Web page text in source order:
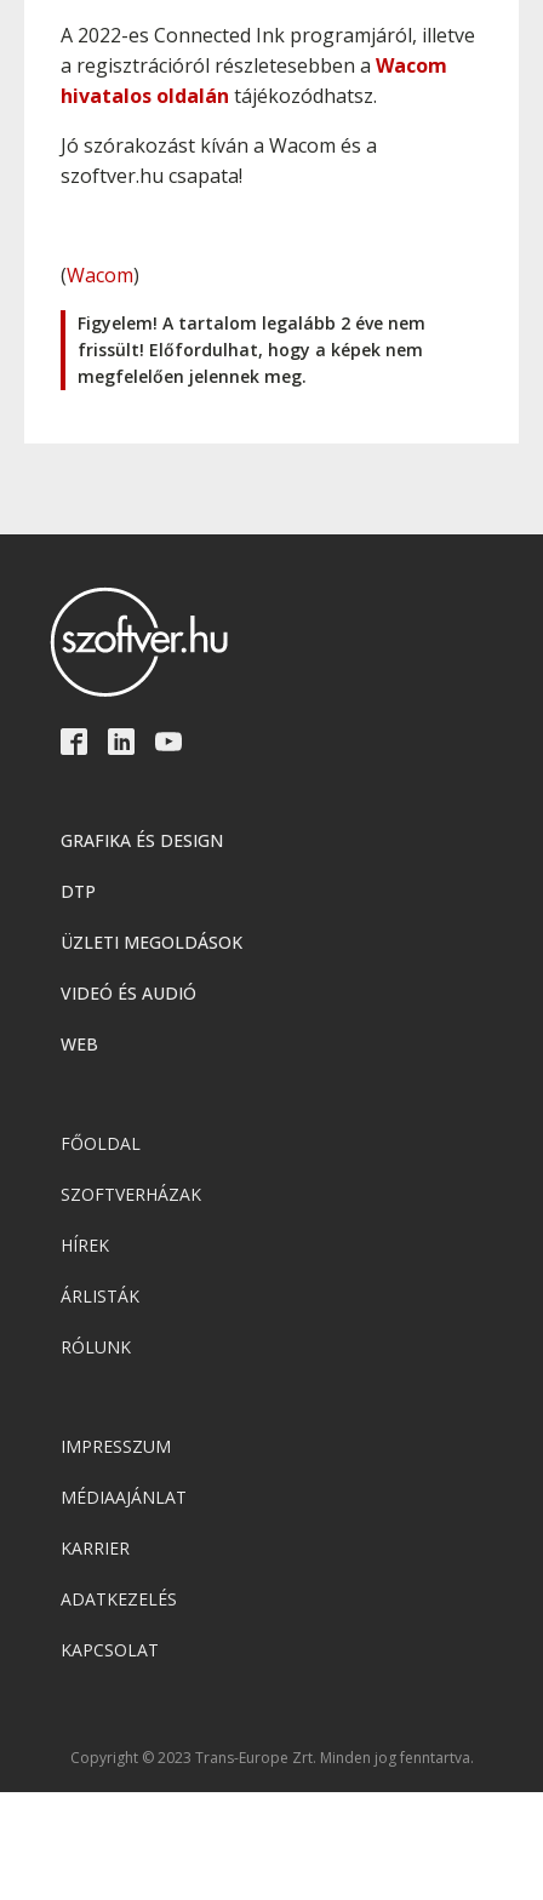
A 2022-es Connected Ink programjáról, illetve
a regisztrációról részletesebben a Wacom
hivatalos oldalán tájékozódhatsz.
Jó szórakozást kíván a Wacom és a
szoftver.hu csapata!
(Wacom)
Figyelem! A tartalom legalább 2 éve nem
frissült! Előfordulhat, hogy a képek nem
megfelelően jelennek meg.
GRAFIKA ÉS DESIGN
DTP
ÜZLETI MEGOLDÁSOK
VIDEÓ ÉS AUDIÓ
WEB
FŐOLDAL
SZOFTVERHÁZAK
HÍREK
ÁRLISTÁK
RÓLUNK
IMPRESSZUM
MÉDIAAJÁNLAT
KARRIER
ADATKEZELÉS
KAPCSOLAT
Copyright © 2023 Trans-Europe Zrt. Minden jog fenntartva.